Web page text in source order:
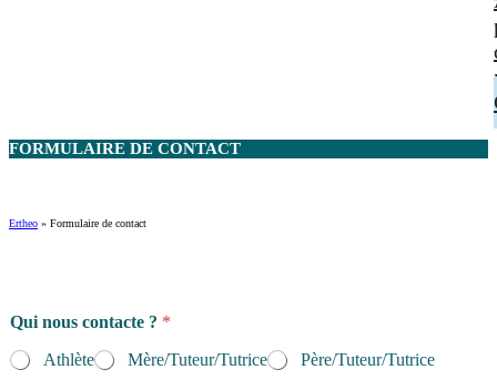
FORMULAIRE DE CONTACT
Ertheo » Formulaire de contact
Qui nous contacte ? *
Athlète
Mère/Tuteur/Tutrice Père/Tuteur/Tutrice